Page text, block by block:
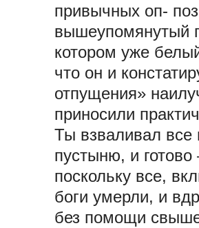
привычных оп-
вышеупомянутый
котором уже
что он и
отпущения»
приносили
Ты взваливал все
пустыню, и
поскольку все,
боги умерли, и
без помощи